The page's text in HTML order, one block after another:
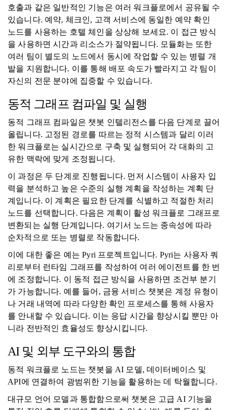
호출과 같은 일반적인 기능은 여러 워크플로에서 공유될 수
있습니다. 예약, 체크인, 고객 서비스에 동일한 예약 확인
노드를 사용하는 호텔 체인을 상상해 보세요. 이 접근 방식
을 사용하면 시간과 리소스가 절약됩니다. 모듈화는 또한
여러 팀이 별도의 노드에서 동시에 작업할 수 있는 병렬 개
발을 지원합니다. 이를 통해 배포 속도가 빨라지고 각 팀이
자신의 전문 분야에 집중할 수 있습니다.
동적 그래프 컴파일 및 실행
동적 그래프 컴파일은 챗봇 인텔리전스를 다음 단계로 끌어
올립니다. 고정된 경로를 따르는 정적 시스템과 달리 이러
한 워크플로는 실시간으로 구축 및 실행되어 각 대화의 고
유한 맥락에 맞게 조정됩니다.
이 과정은 두 단계로 진행됩니다. 먼저 시스템이 사용자 입
력을 분석하고 높은 수준의 실행 계획을 작성하는 계획 단
계입니다. 이 계획은 필요한 단계를 식별하고 적절한 처리
노드를 선택합니다. 다음은 계획이 활성 워크플로 그래프로
변환되는 실행 단계입니다. 여기서 노드는 종속성에 따라
순차적으로 또는 병렬로 작동합니다.
이에 대한 좋은 예는 Pyri 프로젝트입니다. Pyri는 사용자 쿼
리로부터 런타임 그래프를 작성하여 여러 에이전트를 한 번
에 조정합니다. 이 동적 접근 방식을 사용하면 조건부 분기
가 가능합니다. 예를 들어, 금융 서비스 챗봇은 계정 유형이
나 거래 내역에 따라 다양한 확인 프로세스를 통해 사용자
를 안내할 수 있습니다. 이는 응답 시간을 향상시킬 뿐만 아
니라 전반적인 효율성도 향상시킵니다.
AI 및 외부 도구와의 통합
동적 워크플로 노드는 챗봇을 AI 모델, 데이터베이스 및
API에 연결하여 광범위한 기능을 활용하는 데 탁월합니다.
대규모 언어 모델과 통합함으로써 챗봇은 고급 AI 기능을